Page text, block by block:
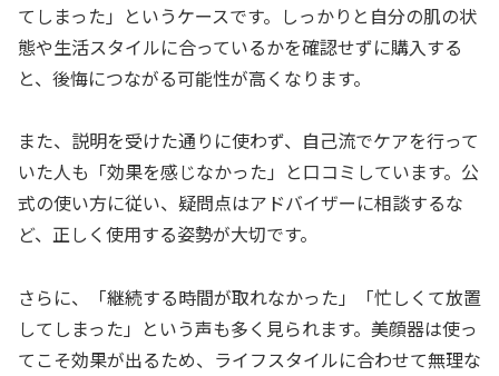
てしまった」というケースです。しっかりと自分の肌の状
態や生活スタイルに合っているかを確認せずに購入する
と、後悔につながる可能性が高くなります。
また、説明を受けた通りに使わず、自己流でケアを行って
いた人も「効果を感じなかった」と口コミしています。公
式の使い方に従い、疑問点はアドバイザーに相談するな
ど、正しく使用する姿勢が大切です。
さらに、「継続する時間が取れなかった」「忙しくて放置
してしまった」という声も多く見られます。美顔器は使っ
てこそ効果が出るため、ライフスタイルに合わせて無理な